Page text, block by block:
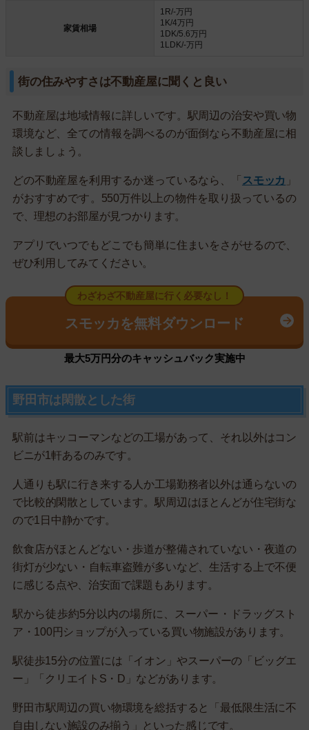
家賃相場
1R/‐万円
1K/4万円
1DK/5.6万円
1LDK/‐万円
街の住みやすさは不動産屋に聞くと良い
不動産屋は地域情報に詳しいです。駅周辺の治安や買い物
環境など、全ての情報を調べるのが面倒なら不動産屋に相
談しましょう。
どの不動産屋を利用するか迷っているなら、「 スモッカ 」
がおすすめです。550万件以上の物件を取り扱っているの
で、理想のお部屋が見つかります。
アプリでいつでもどこでも簡単に住まいをさがせるので、
ぜひ利用してみてください。
わざわざ不動産屋に行く必要なし！
スモッカを無料ダウンロード
最大5万円分のキャッシュバック実施中
野田市は閑散とした街
駅前はキッコーマンなどの工場があって、それ以外はコン
ビニが1軒あるのみです。
人通りも駅に行き来する人か工場勤務者以外は通らないの
で比較的閑散としています。駅周辺はほとんどが住宅街な
ので1日中静かです。
飲食店がほとんどない・歩道が整備されていない・夜道の
街灯が少ない・自転車盗難が多いなど、生活する上で不便
に感じる点や、治安面で課題もあります。
駅から徒歩約5分以内の場所に、スーパー・ドラッグスト
ア・100円ショップが入っている買い物施設があります。
駅徒歩15分の位置には「イオン」やスーパーの「ビッグエ
ー」「クリエイトS・D」などがあります。
野田市駅周辺の買い物環境を総括すると「最低限生活に不
自由しない施設のみ揃う」といった感じです。